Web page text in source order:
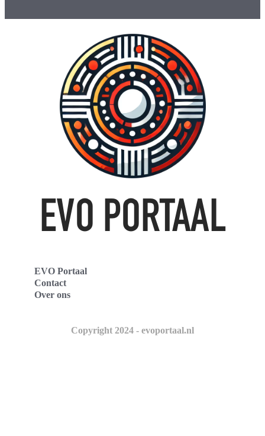
EVO Portaal
Contact
Over ons
Copyright 2024 - evoportaal.nl